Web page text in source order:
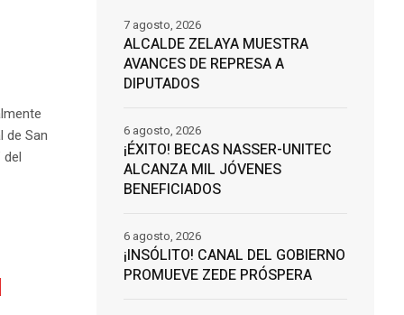
de San
ALCALDE ZELAYA MUESTRA
AVANCES DE REPRESA A
DIPUTADOS
7 agosto, 2026
¡ÉXITO! BECAS NASSER-UNITEC
ALCANZA MIL JÓVENES
BENEFICIADOS
6 agosto, 2026
¡INSÓLITO! CANAL DEL GOBIERNO
PROMUEVE ZEDE PRÓSPERA
6 agosto, 2026